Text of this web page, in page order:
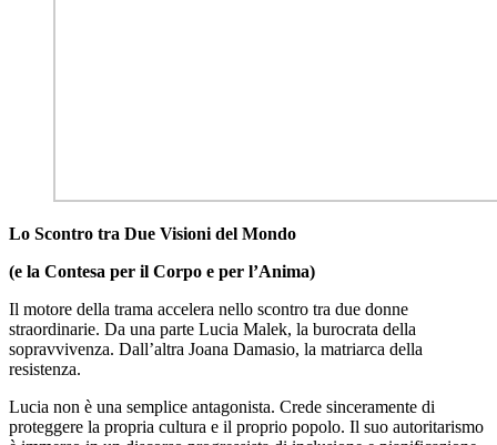
Lo Scontro tra Due Visioni del Mondo
(e la Contesa per il Corpo e per l’Anima)
Il motore della trama accelera nello scontro tra due donne
straordinarie. Da una parte Lucia Malek, la burocrata della
sopravvivenza. Dall’altra Joana Damasio, la matriarca della
resistenza.
Lucia non è una semplice antagonista. Crede sinceramente di
proteggere la propria cultura e il proprio popolo. Il suo autoritarismo